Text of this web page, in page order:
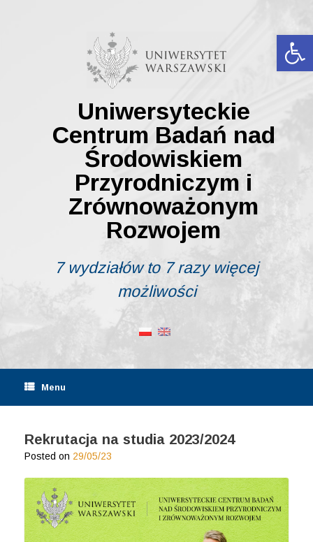
Uniwersyteckie
Centrum Badań nad
Środowiskiem
Przyrodniczym i
Zrównoważonym
Rozwojem
7 wydziałów to 7 razy więcej
możliwości
Menu
Rekrutacja na studia 2023/2024
Posted on 29/05/23